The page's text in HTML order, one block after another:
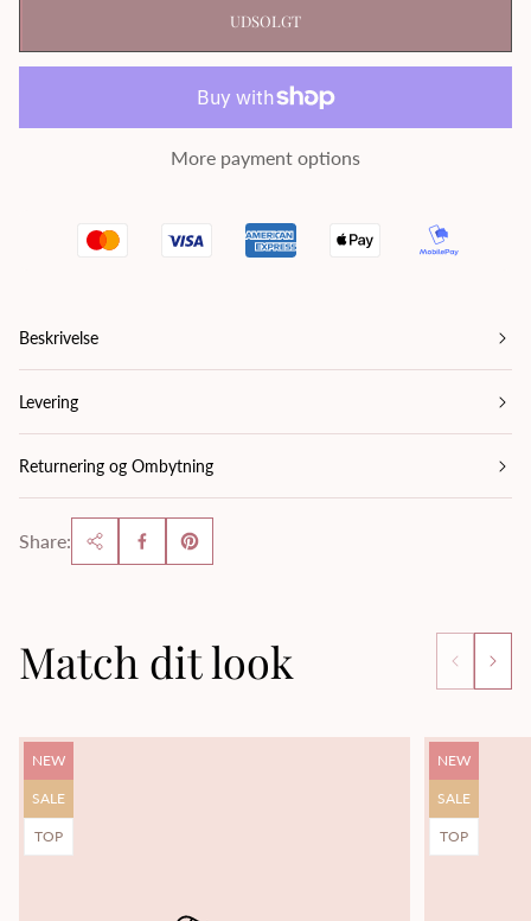
UDSOLGT
More payment options
Beskrivelse
Levering
Returnering og Ombytning
Share:
Match dit look
Product
label:
NEW
Product
label:
SALE
Product
label:
TOP
Product
label:
NEW
Product
label:
SALE
Product
label:
TOP